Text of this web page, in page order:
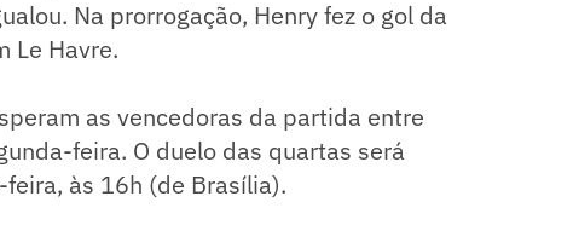
Na prorrogação, Henry fez o gol da
Le Havre.
as vencedoras da partida entre
feira. O duelo das quartas será
às 16h (de Brasília).